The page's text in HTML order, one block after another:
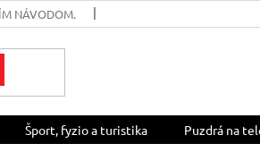
NÁVODOM.
Šport, fyzio a turistika Puzdrá na